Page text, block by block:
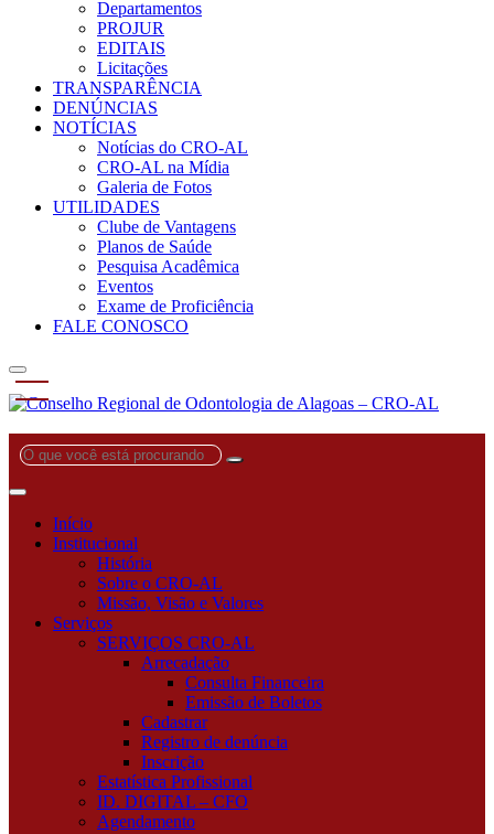
Departamentos
PROJUR
EDITAIS
Licitações
TRANSPARÊNCIA
DENÚNCIAS
NOTÍCIAS
Notícias do CRO-AL
CRO-AL na Mídia
Galeria de Fotos
UTILIDADES
Clube de Vantagens
Planos de Saúde
Pesquisa Acadêmica
Eventos
Exame de Proficiência
FALE CONOSCO
O
você
procurando?
Início
Institucional
História
Sobre o CRO-AL
Missão, Visão e Valores
Serviços
SERVIÇOS CRO-AL
Arrecadação
Consulta Financeira
Emissão de Boletos
Cadastrar
Registro de denúncia
Inscrição
Estatística Profissional
ID. DIGITAL – CFO
Agendamento